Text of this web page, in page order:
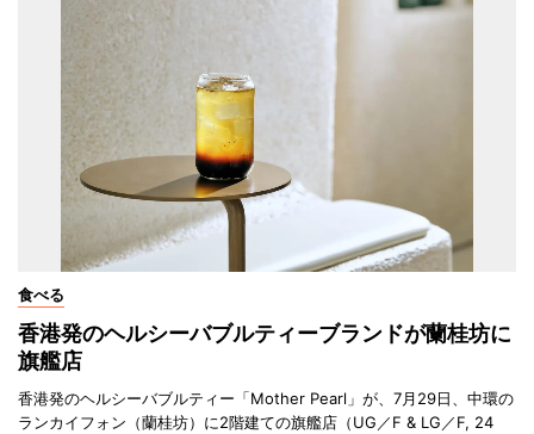
食べる
香港発のヘルシーバブルティーブランドが蘭桂坊に
旗艦店
香港発のヘルシーバブルティー「Mother Pearl」が、7月29日、中環の
ランカイフォン（蘭桂坊）に2階建ての旗艦店（UG／F & LG／F, 24